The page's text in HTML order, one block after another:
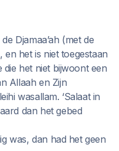
Djamaa’ah (met de
het is niet toegestaan
die het niet bijwoont een
Allaah en Zijn
wasallam. ‘Salaat in
dan het gebed
was, dan had het geen